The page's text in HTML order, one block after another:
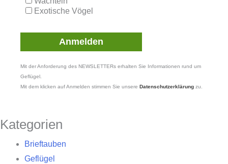
Exotische Vögel
Mit der Anforderung des NEWSLETTERs erhalten Sie Informationen rund um
Geflügel.
Mit dem klicken auf Anmelden stimmen Sie unsere Datenschutzerklärung zu.
Kategorien
Brieftauben
Geflügel